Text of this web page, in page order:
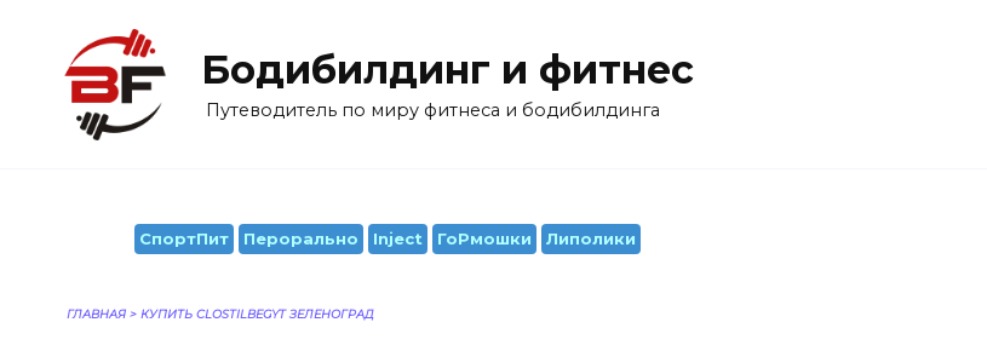
содержанию
Бодибилдинг и фитнес
Путеводитель по миру фитнеса и бодибилдинга
СпортПит Перорально Inject ГоРмошки Липолики
ГЛАВНАЯ > КУПИТЬ CLOSTILBEGYT ЗЕЛЕНОГРАД